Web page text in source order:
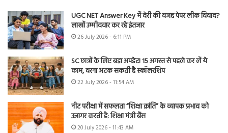
UGC NET Answer Key में देरी की वजह पेपर लीक विवाद?
लाखों उम्मीदवार कर रहे इंतजार
26 July 2026 - 6:11 PM
SC छात्रों के लिए बड़ा अपडेट! 15 अगस्त से पहले कर लें ये
काम, वरना अटक सकती है स्कॉलरशिप
22 July 2026 - 11:54 AM
नीट परीक्षा में सफलता “शिक्षा क्रांति” के व्यापक प्रभाव को
उजागर करती है: शिक्षा मंत्री बैंस
20 July 2026 - 11:43 AM